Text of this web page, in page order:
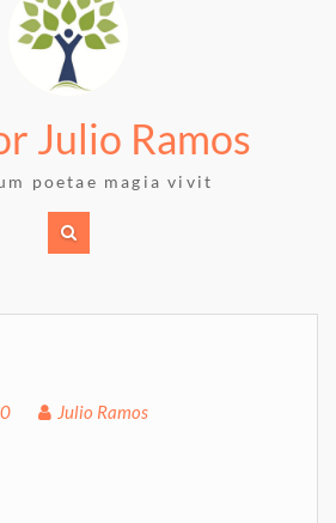
Julio Ramos
poetae magia vivit
Julio Ramos